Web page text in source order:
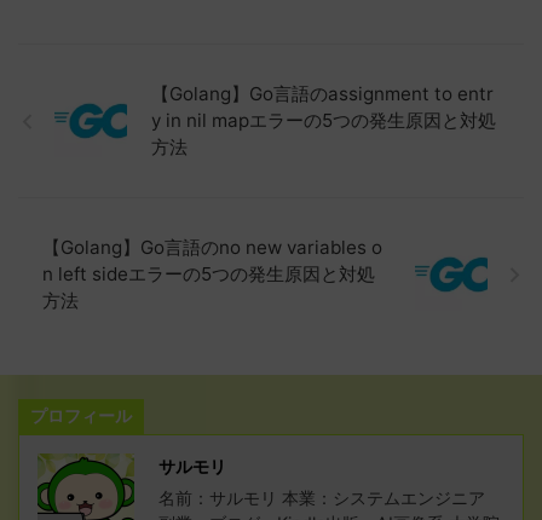
【Golang】Go言語のassignment to entr
y in nil mapエラーの5つの発生原因と対処
方法
【Golang】Go言語のno new variables o
n left sideエラーの5つの発生原因と対処
方法
プロフィール
サルモリ
名前：サルモリ 本業：システムエンジニア